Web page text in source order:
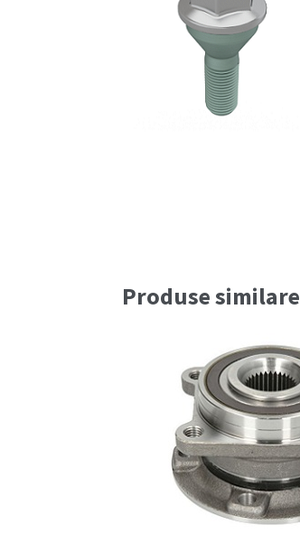
Produse similare